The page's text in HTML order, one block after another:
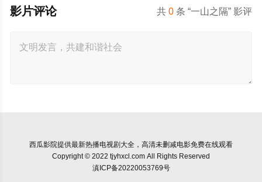
共0 条 “一山之隔” 影评
影片评论
西瓜影院提供最新热播电视剧大全，高清未删减电影免费在线观看
Copyright © 2022 tjyhxcl.com All Rights Reserved
滇ICP备20220053769号